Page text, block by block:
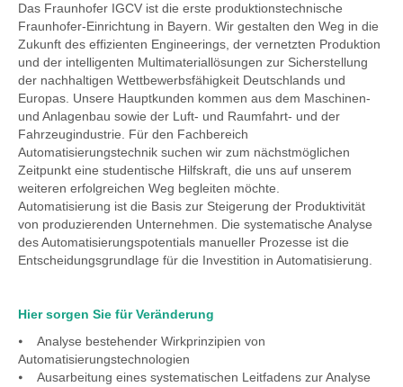
Das Fraunhofer IGCV ist die erste produktionstechnische
Fraunhofer-Einrichtung in Bayern. Wir gestalten den Weg in die
Zukunft des effizienten Engineerings, der vernetzten Produktion
und der intelligenten Multimateriallösungen zur Sicherstellung
der nachhaltigen Wettbewerbsfähigkeit Deutschlands und
Europas. Unsere Hauptkunden kommen aus dem Maschinen-
und Anlagenbau sowie der Luft- und Raumfahrt- und der
Fahrzeugindustrie. Für den Fachbereich
Automatisierungstechnik suchen wir zum nächstmöglichen
Zeitpunkt eine studentische Hilfskraft, die uns auf unserem
weiteren erfolgreichen Weg begleiten möchte.
Automatisierung ist die Basis zur Steigerung der Produktivität
von produzierenden Unternehmen. Die systematische Analyse
des Automatisierungspotentials manueller Prozesse ist die
Entscheidungsgrundlage für die Investition in Automatisierung.
Hier sorgen Sie für Veränderung
⦁ Analyse bestehender Wirkprinzipien von
Automatisierungstechnologien
⦁ Ausarbeitung eines systematischen Leitfadens zur Analyse